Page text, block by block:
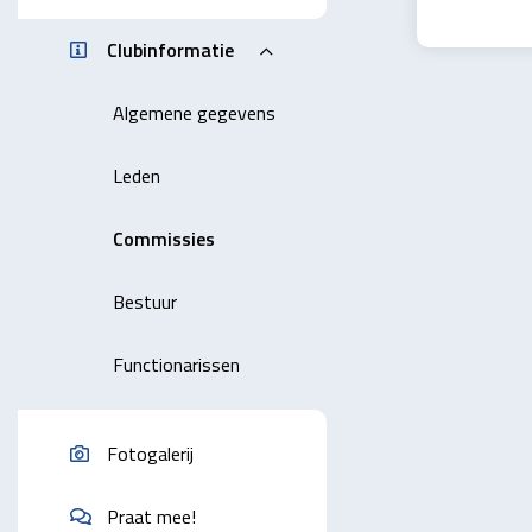
Clubinformatie
Algemene gegevens
Leden
Commissies
Bestuur
Functionarissen
Fotogalerij
Praat mee!